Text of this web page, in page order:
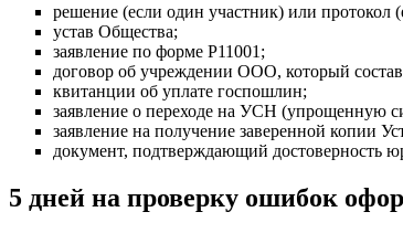
решение (если один участник) или протокол
устав Общества;
заявление по форме Р11001;
договор об учреждении ООО, который
квитанции об уплате госпошлин;
заявление о переходе на УСН (упрощенную
заявление на получение заверенной копии
документ, подтверждающий достоверность
5 дней на проверку ошибок